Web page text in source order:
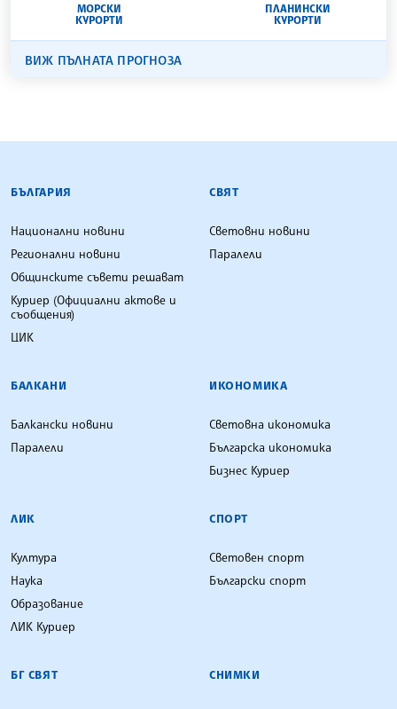
МОРСКИ
КУРОРТИ
ПЛАНИНСКИ
КУРОРТИ
ВИЖ ПЪЛНАТА ПРОГНОЗА
БЪЛГАРСКА ТЕЛЕГРАФНА АГЕНЦИЯ
БЪЛГАРИЯ
Национални новини
Регионални новини
Общинските съвети решават
Куриер (Официални актове и
съобщения)
ЦИК
СВЯТ
Световни новини
Паралели
БАЛКАНИ
Балкански новини
Паралели
ИКОНОМИКА
Световна икономика
Българска икономика
Бизнес Куриер
ЛИК
Култура
Наука
Образование
ЛИК Куриер
СПОРТ
Световен спорт
Български спорт
БГ СВЯТ СНИМКИ